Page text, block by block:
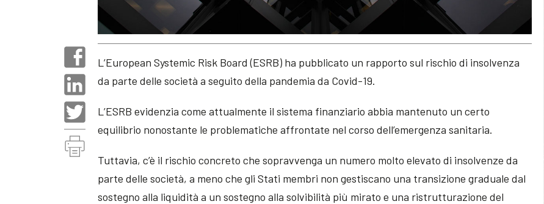
L’European Systemic Risk Board (ESRB) ha pubblicato un rapporto sul rischio di insolvenza
da parte delle società a seguito della pandemia da Covid-19.
L’ESRB evidenzia come attualmente il sistema finanziario abbia mantenuto un certo
equilibrio nonostante le problematiche affrontate nel corso dell’emergenza sanitaria.
Tuttavia, c’è il rischio concreto che sopravvenga un numero molto elevato di insolvenze da
parte delle società, a meno che gli Stati membri non gestiscano una transizione graduale dal
sostegno alla liquidità a un sostegno alla solvibilità più mirato e una ristrutturazione del